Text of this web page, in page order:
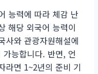
능력에 따라 체감 난
해당 외국어 능력이
사와 관광자원해설에
능합니다. 반면, 언
라면 1~2년의 준비 기